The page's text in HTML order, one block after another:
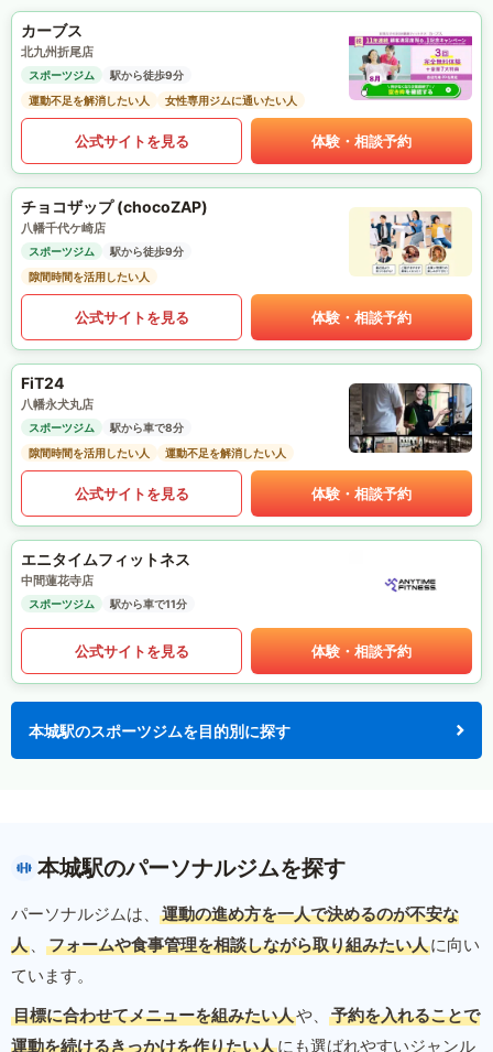
カーブス
北九州折尾店
スポーツジム
駅から徒歩9分
運動不足を解消したい人
女性専用ジムに通いたい人
公式サイトを見る 体験・相談予約
チョコザップ (chocoZAP)
八幡千代ケ崎店
スポーツジム
駅から徒歩9分
隙間時間を活用したい人
公式サイトを見る 体験・相談予約
FiT24
八幡永犬丸店
スポーツジム
駅から車で8分
隙間時間を活用したい人
運動不足を解消したい人
公式サイトを見る 体験・相談予約
エニタイムフィットネス
中間蓮花寺店
スポーツジム 駅から車で11分
公式サイトを見る 体験・相談予約
本城駅のスポーツジムを目的別に探す
本城駅のパーソナルジムを探す
パーソナルジムは、
運動の進め方を一人で決めるのが不安な
人 、 フォームや食事管理を相談しながら取り組みたい人に向い
ています。
目標に合わせてメニューを組みたい人や、
予約を入れることで
運動を続けるきっかけを作りたい人にも選ばれやすいジャンル